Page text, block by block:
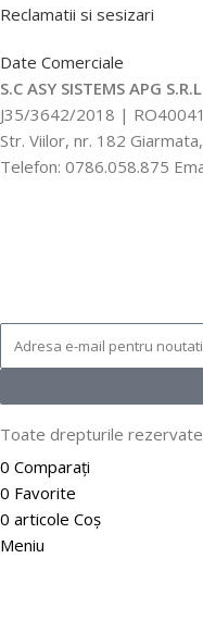
Reclamatii si sesizari
Date Comerciale
S.C ASY SISTEMS APG S.R.L
J35/3642/2018 |
Str. Viilor, nr. 182
Telefon: 0786.058.875
Toate drepturile rezervate
0 Comparați
0 Favorite
0 articole Coș
Meniu